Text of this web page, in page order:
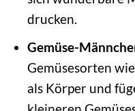
drucken.
Gemüse-
Gemüsesorten
als Körper und